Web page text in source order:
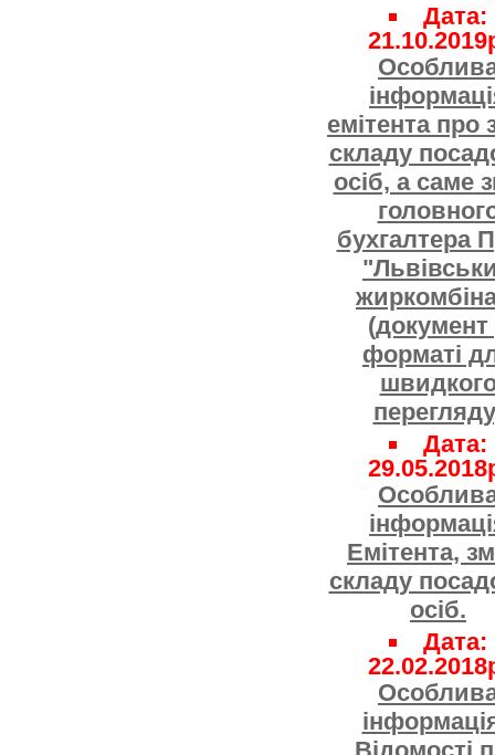
Дата:
емітента про
складу
осіб, а саме
бухгалтера
(документ
форматі
Дата:
Емітента,
складу
осіб.
Дата: